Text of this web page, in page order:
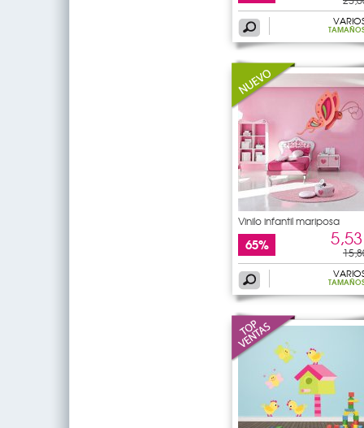
Vinilo infantil mariposa
65%